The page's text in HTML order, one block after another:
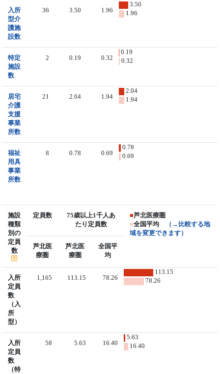
入所
型介
護施
設数
36 3.50 1.96
3.50
1.96
特定
施設
数
2 0.19 0.32
0.19
0.32
居宅
介護
支援
事業
所数
21 2.04 1.94
2.04
1.94
福祉
用具
事業
所数
8 0.78 0.69
0.78
0.69
施設
種類
別の
定員
数
定員数
75歳以上1千人あ
たり定員数
■芦北医療圏
■全国平均
（→比較する地
域を変更できます）
芦北医
療圏
芦北医
療圏
全国平
均
入所
定員
数
（入
所
型）
1,165 113.15 78.26
113.15
78.26
入所
定員
数
（特
58 5.63 16.40
5.63
16.40